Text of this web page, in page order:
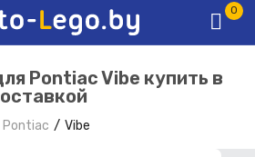
0
Pontiac Vibe купить в
Pontiac Vibe